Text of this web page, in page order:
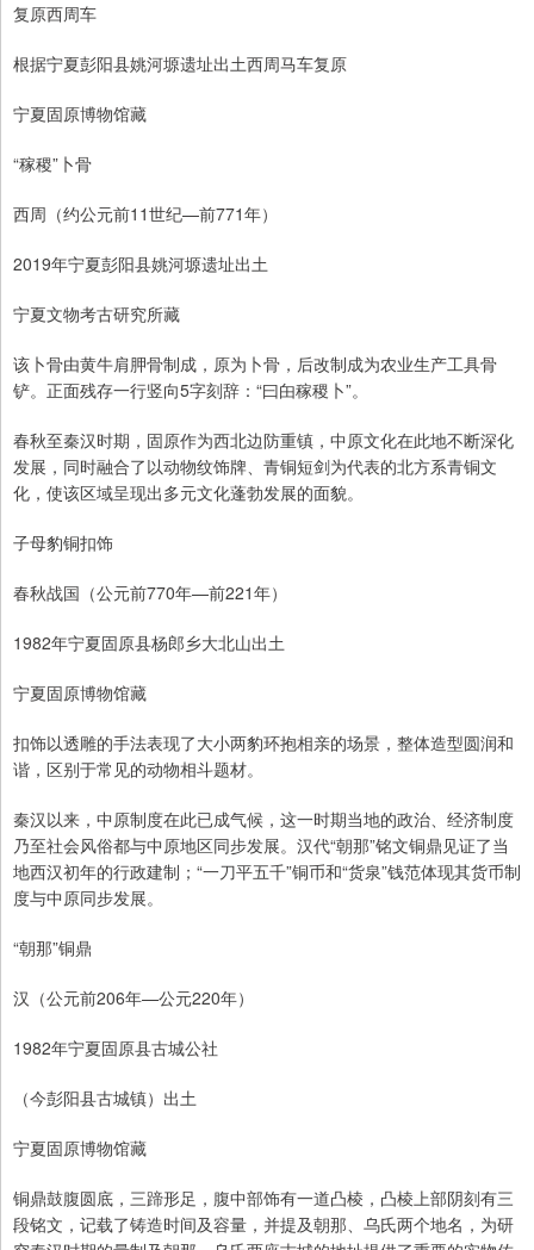
复原西周车
根据宁夏彭阳县姚河塬遗址出土西周马车复原
宁夏固原博物馆藏
“稼稷”卜骨
西周（约公元前11世纪—前771年）
2019年宁夏彭阳县姚河塬遗址出土
宁夏文物考古研究所藏
该卜骨由黄牛肩胛骨制成，原为卜骨，后改制成为农业生产工具骨
铲。正面残存一行竖向5字刻辞：“曰甶稼稷卜”。
春秋至秦汉时期，固原作为西北边防重镇，中原文化在此地不断深化
发展，同时融合了以动物纹饰牌、青铜短剑为代表的北方系青铜文
化，使该区域呈现出多元文化蓬勃发展的面貌。
子母豹铜扣饰
春秋战国（公元前770年—前221年）
1982年宁夏固原县杨郎乡大北山出土
宁夏固原博物馆藏
扣饰以透雕的手法表现了大小两豹环抱相亲的场景，整体造型圆润和
谐，区别于常见的动物相斗题材。
秦汉以来，中原制度在此已成气候，这一时期当地的政治、经济制度
乃至社会风俗都与中原地区同步发展。汉代“朝那”铭文铜鼎见证了当
地西汉初年的行政建制；“一刀平五千”铜币和“货泉”钱范体现其货币制
度与中原同步发展。
“朝那”铜鼎
汉（公元前206年—公元220年）
1982年宁夏固原县古城公社
（今彭阳县古城镇）出土
宁夏固原博物馆藏
铜鼎鼓腹圆底，三蹄形足，腹中部饰有一道凸棱，凸棱上部阴刻有三
段铭文，记载了铸造时间及容量，并提及朝那、乌氏两个地名，为研